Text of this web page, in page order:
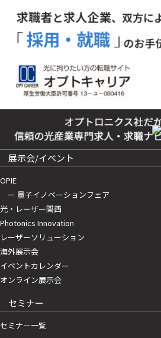
展示会/イベント
OPIE
ー 量子イノベーションフェア
光・レーザー関西
Photonics Innovation
レーザーソリューション
海外展示会
イベントカレンダー
オンライン展示会
セミナー
セミナー一覧